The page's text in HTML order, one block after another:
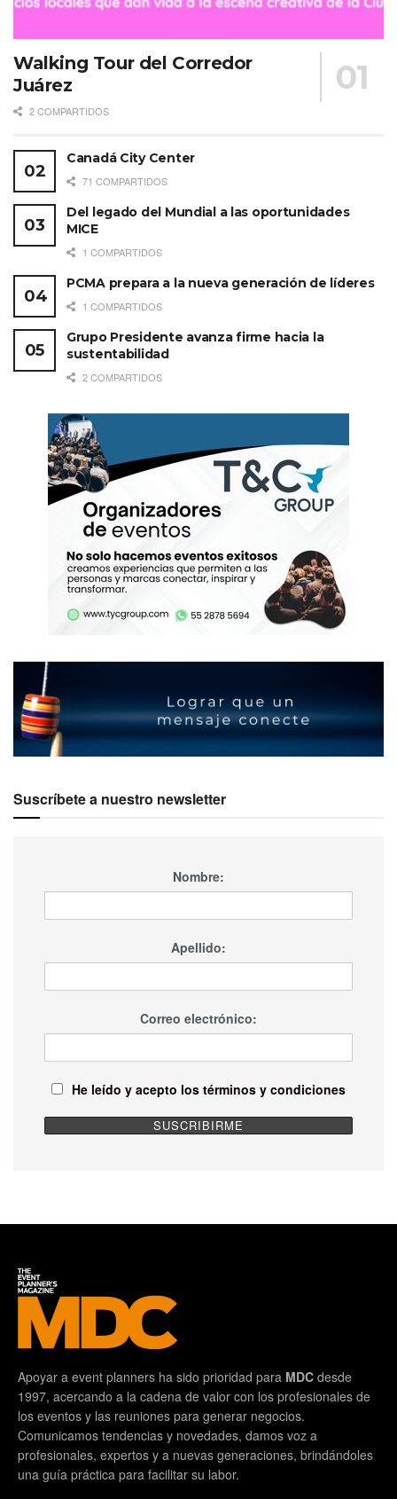
Walking Tour del Corredor
Juárez
2 COMPARTIDOS
Canadá City Center
71 COMPARTIDOS
Del legado del Mundial a las oportunidades
MICE
1 COMPARTIDOS
PCMA prepara a la nueva generación de líderes
1 COMPARTIDOS
Grupo Presidente avanza firme hacia la
sustentabilidad
2 COMPARTIDOS
Suscríbete a nuestro newsletter
Nombre:
Apellido:
Correo electrónico:
He leído y acepto los términos y condiciones
Apoyar a event planners ha sido prioridad para MDC desde
1997, acercando a la cadena de valor con los profesionales de
los eventos y las reuniones para generar negocios.
Comunicamos tendencias y novedades, damos voz a
profesionales, expertos y a nuevas generaciones, brindándoles
una guía práctica para facilitar su labor.